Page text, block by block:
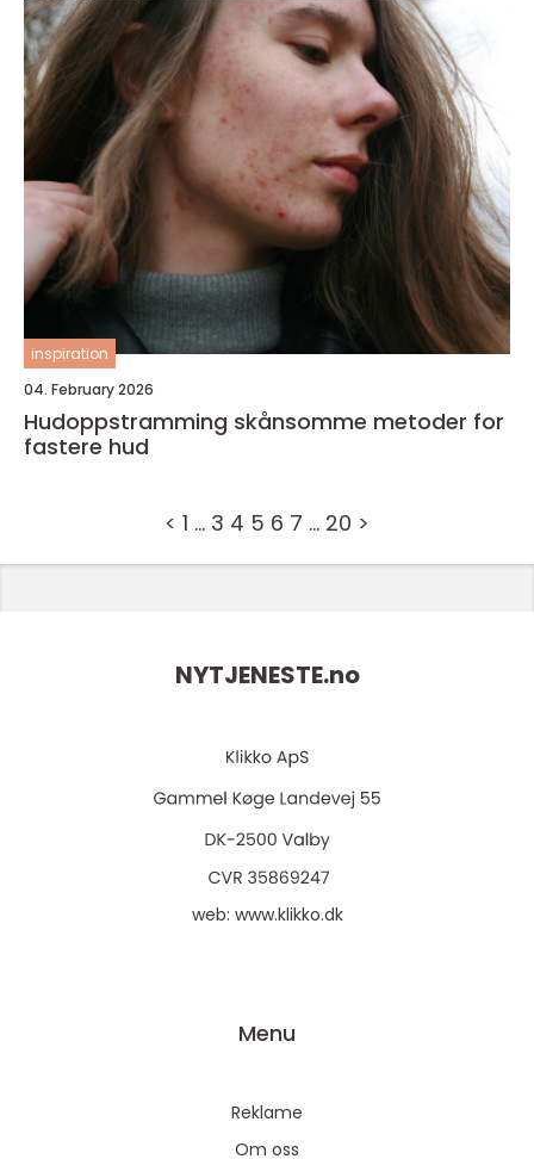
inspiration
04. February 2026
Hudoppstramming skånsomme metoder for
fastere hud
< 1 … 3 4 5 6 7 … 20 >
NYTJENESTE.no
web: www.klikko.dk
Menu
Reklame
Om oss